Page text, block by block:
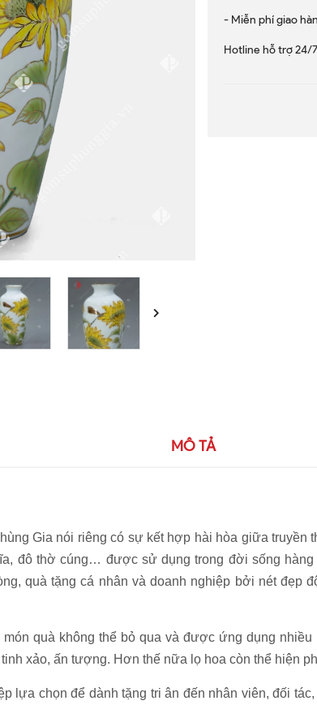
- Miễn phí giao
Hotline hỗ trợ 24/
MÔ TẢ
Gia nói riêng có sự kết hợp hài hòa giữa truyền
đô thờ cúng… được sử dụng trong đời sống
quà tặng cá nhân và doanh nghiệp bởi nét đẹp
quà không thể bỏ qua và được ứng dụng nhiều
xảo, ấn tượng. Hơn thế nữa lọ hoa còn thể hiện
chọn để dành tặng tri ân đến nhân viên, đối